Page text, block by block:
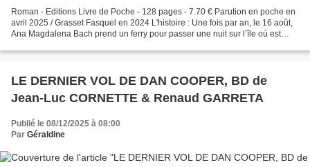
Roman - Editions Livre de Poche - 128 pages - 7.70 € Parution en poche en
avril 2025 / Grasset Fasquel en 2024 L'histoire : Une fois par an, le 16 août,
Ana Magdalena Bach prend un ferry pour passer une nuit sur l’île où est
LE DERNIER VOL DE DAN COOPER, BD de
Jean-Luc CORNETTE & Renaud GARRETA
Publié le 08/12/2025 à 08:00
Par Géraldine